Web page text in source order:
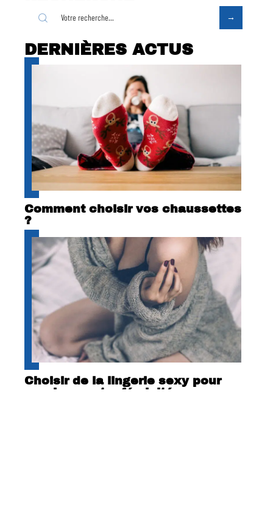
DERNIÈRES ACTUS
Comment choisir vos chaussettes
?
Choisir de la lingerie sexy pour
exprimer votre féminité